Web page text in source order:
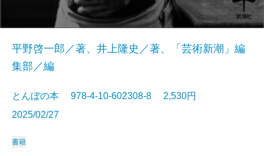
平野啓一郎／著、井上隆史／著、「芸術新潮」編
集部／編
とんぼの本 978-4-10-602308-8 2,530円
2025/02/27
書籍